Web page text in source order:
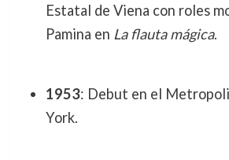
Estatal de Viena con roles
Pamina en La flauta mágica.
1953: Debut en el
York.